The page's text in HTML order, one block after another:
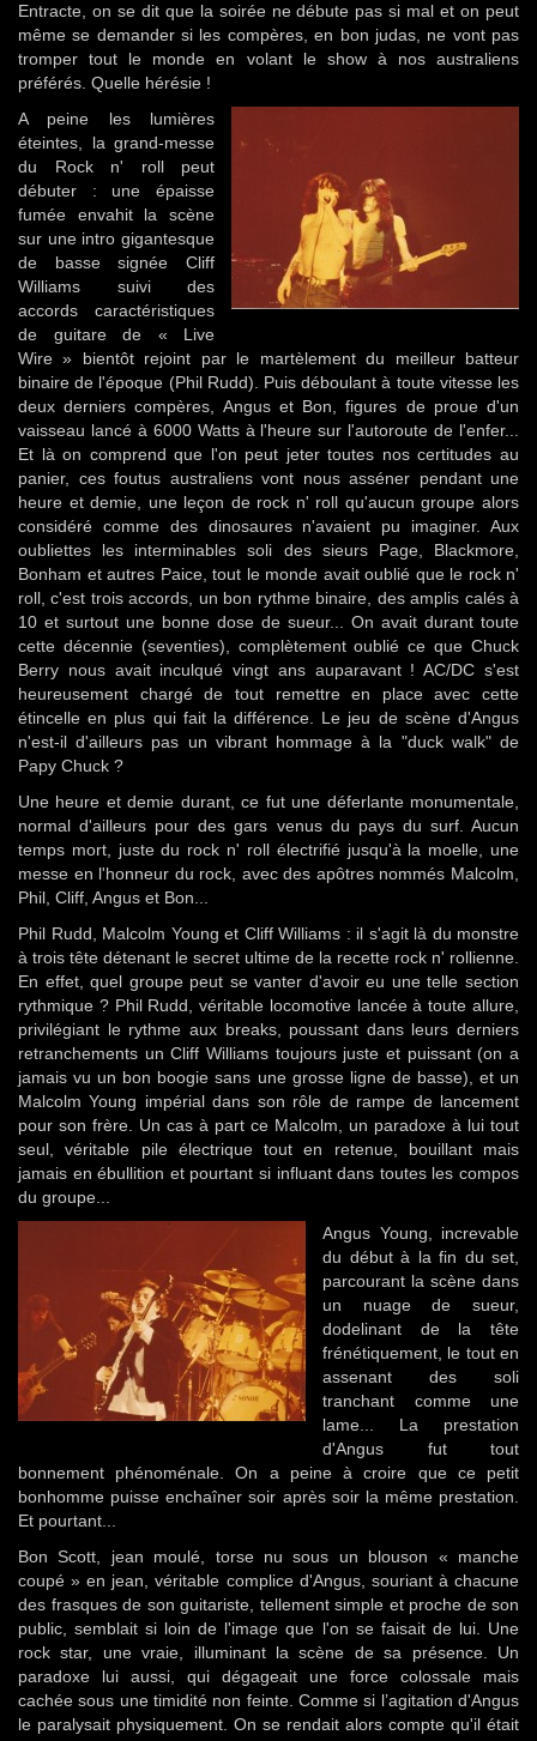
Entracte, on se dit que la soirée ne débute pas si mal et on peut
même se demander si les compères, en bon judas, ne vont pas
tromper tout le monde en volant le show à nos australiens
préférés. Quelle hérésie !
A peine les lumières
éteintes, la grand-messe
du Rock n' roll peut
débuter : une épaisse
fumée envahit la scène
sur une intro gigantesque
de basse signée Cliff
Williams suivi des
accords caractéristiques
de guitare de « Live
Wire » bientôt rejoint par le martèlement du meilleur batteur
binaire de l'époque (Phil Rudd). Puis déboulant à toute vitesse les
deux derniers compères, Angus et Bon, figures de proue d'un
vaisseau lancé à 6000 Watts à l'heure sur l'autoroute de l'enfer...
Et là on comprend que l'on peut jeter toutes nos certitudes au
panier, ces foutus australiens vont nous asséner pendant une
heure et demie, une leçon de rock n' roll qu'aucun groupe alors
considéré comme des dinosaures n'avaient pu imaginer. Aux
oubliettes les interminables soli des sieurs Page, Blackmore,
Bonham et autres Paice, tout le monde avait oublié que le rock n'
roll, c'est trois accords, un bon rythme binaire, des amplis calés à
10 et surtout une bonne dose de sueur... On avait durant toute
cette décennie (seventies), complètement oublié ce que Chuck
Berry nous avait inculqué vingt ans auparavant ! AC/DC s'est
heureusement chargé de tout remettre en place avec cette
étincelle en plus qui fait la différence. Le jeu de scène d'Angus
n'est-il d'ailleurs pas un vibrant hommage à la "duck walk" de
Papy Chuck ?
Une heure et demie durant, ce fut une déferlante monumentale,
normal d'ailleurs pour des gars venus du pays du surf. Aucun
temps mort, juste du rock n' roll électrifié jusqu'à la moelle, une
messe en l'honneur du rock, avec des apôtres nommés Malcolm,
Phil, Cliff, Angus et Bon...
Phil Rudd, Malcolm Young et Cliff Williams : il s'agit là du monstre
à trois tête détenant le secret ultime de la recette rock n' rollienne.
En effet, quel groupe peut se vanter d'avoir eu une telle section
rythmique ? Phil Rudd, véritable locomotive lancée à toute allure,
privilégiant le rythme aux breaks, poussant dans leurs derniers
retranchements un Cliff Williams toujours juste et puissant (on a
jamais vu un bon boogie sans une grosse ligne de basse), et un
Malcolm Young impérial dans son rôle de rampe de lancement
pour son frère. Un cas à part ce Malcolm, un paradoxe à lui tout
seul, véritable pile électrique tout en retenue, bouillant mais
jamais en ébullition et pourtant si influant dans toutes les compos
du groupe...
Angus Young, increvable
du début à la fin du set,
parcourant la scène dans
un nuage de sueur,
dodelinant de la tête
frénétiquement, le tout en
assenant des soli
tranchant comme une
lame... La prestation
d'Angus fut tout
bonnement phénoménale. On a peine à croire que ce petit
bonhomme puisse enchaîner soir après soir la même prestation.
Et pourtant...
Bon Scott, jean moulé, torse nu sous un blouson « manche
coupé » en jean, véritable complice d'Angus, souriant à chacune
des frasques de son guitariste, tellement simple et proche de son
public, semblait si loin de l'image que l'on se faisait de lui. Une
rock star, une vraie, illuminant la scène de sa présence. Un
paradoxe lui aussi, qui dégageait une force colossale mais
cachée sous une timidité non feinte. Comme si l’agitation d'Angus
le paralysait physiquement. On se rendait alors compte qu'il était